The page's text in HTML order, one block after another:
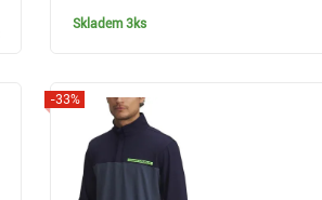
Skladem3ks
-33%